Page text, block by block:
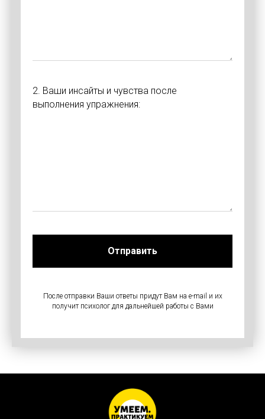
2. Ваши инсайты и чувства после
выполнения упражнения:
Отправить
После отправки Ваши ответы придут Вам на e-mail и их
получит психолог для дальнейшей работы с Вами